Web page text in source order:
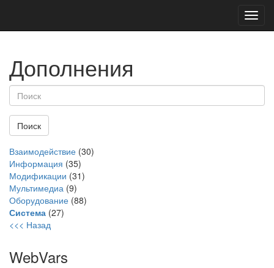
Дополнения
Взаимодействие (30)
Информация (35)
Модификации (31)
Мультимедиа (9)
Оборудование (88)
Система (27)
<<< Назад
WebVars